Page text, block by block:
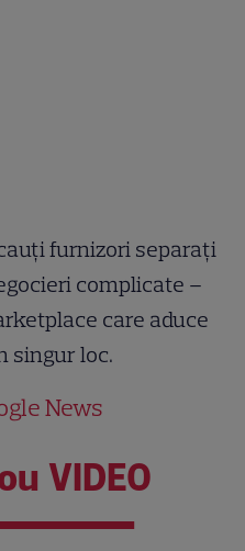
furnizori separați
complicate –
care aduce
singur loc.
News
VIDEO